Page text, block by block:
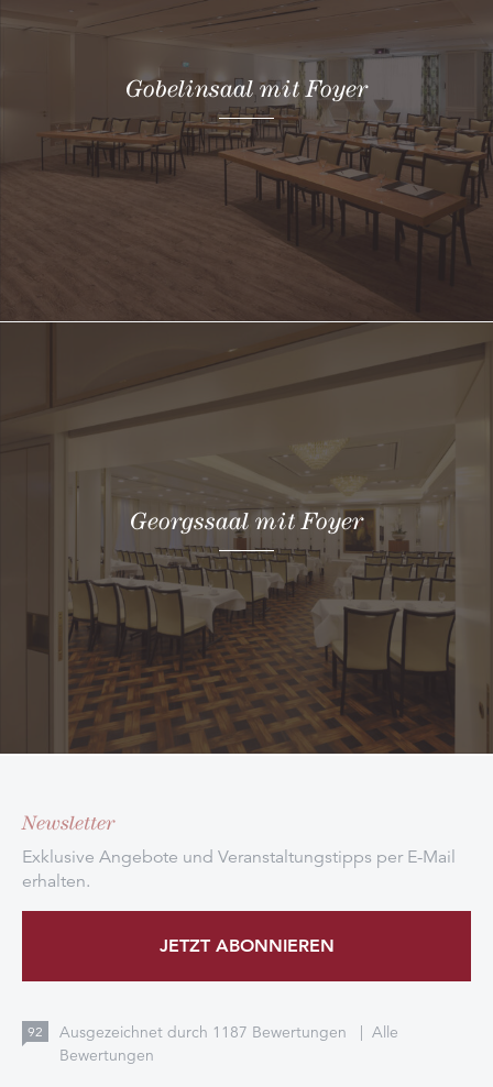
Gobelinsaal mit Foyer
Georgssaal mit Foyer
Newsletter
Exklusive Angebote und Veranstaltungstipps per E-Mail
erhalten.
JETZT ABONNIEREN
92 Ausgezeichnet durch 1187 Bewertungen | Alle
Bewertungen